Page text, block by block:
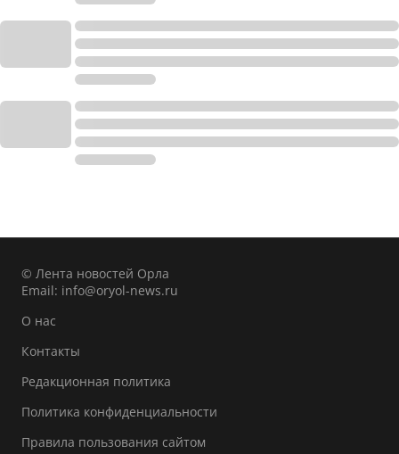
© Лента новостей Орла
Email: info@oryol-news.ru
О нас
Контакты
Редакционная политика
Политика конфиденциальности
Правила пользования сайтом